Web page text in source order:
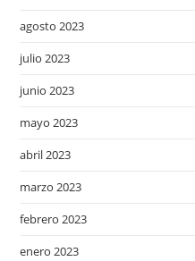
agosto 2023
julio 2023
junio 2023
mayo 2023
abril 2023
marzo 2023
febrero 2023
enero 2023